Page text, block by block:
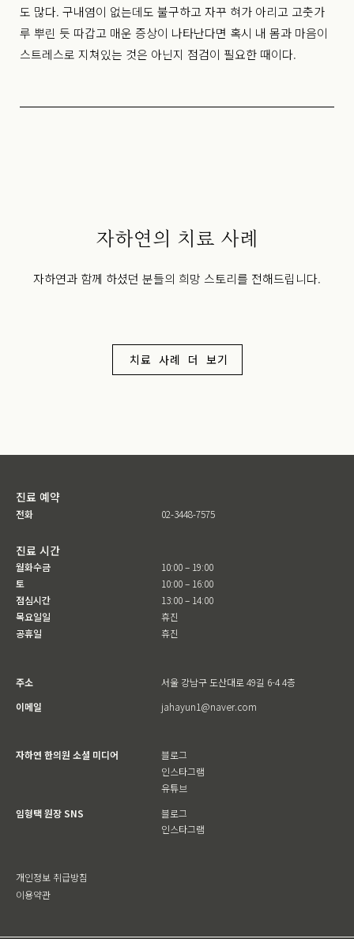
도 많다. 구내염이 없는데도 불구하고 자꾸 혀가 아리고 고춧가
루 뿌린 듯 따갑고 매운 증상이 나타난다면 혹시 내 몸과 마음이
스트레스로 지쳐있는 것은 아닌지 점검이 필요한 때이다.
자하연의 치료 사례
자하연과 함께 하셨던 분들의 희망 스토리를 전해드립니다.
치료 사례 더 보기
진료 예약
전화 02-3448-7575
진료 시간
월화수금
토
점심시간
목요일일
공휴일
10:00 – 19:00
10:00 – 16:00
13:00 – 14:00
휴진
휴진
주소
서울 강남구 도산대로 49길 6-4 4층
이메일
jahayun1@naver.com
자하연 한의원 소셜 미디어
블로그
인스타그램
유튜브
임형택 원장 SNS
블로그
인스타그램
개인정보 취급방침
이용약관